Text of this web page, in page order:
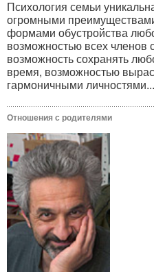
Психология семьи
огромными
формами обустройства
возможностью всех членов
возможность сохранять
время, возможностью
гармоничными личностями...
Отношения с родителями